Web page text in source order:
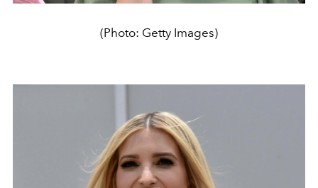
(Photo: Getty Images)